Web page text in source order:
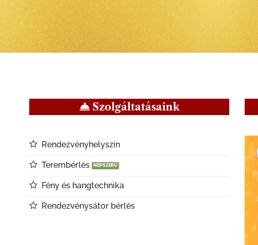
Szolgáltatásaink
Rendezvényhelyszín
Terembérlés
Fény és hangtechnika
Rendezvénysátor bérlés